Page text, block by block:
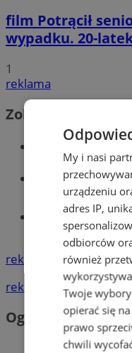
film Potrącił
wypadku. 20-
1
reklama
Zobacz również
Wiadomości
Wiadomości
Śląski
reklama
reklama
Ogłoszenia
My i nasi
urządzeniu
adres IP,
odbiorców
również
Twoje
opierać się
prawo
chwili